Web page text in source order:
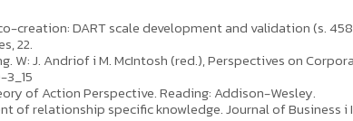
creation: DART scale development and validation (s.
22.
J. Andriof i M. McIntosh (red.), Perspectives on
of Action Perspective. Reading: Addison-Wesley.
relationship specific knowledge. Journal of Business i